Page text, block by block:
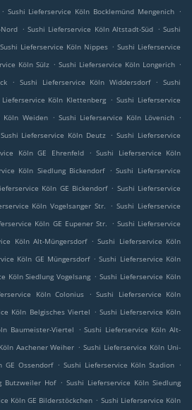
. Sushi Lieferservice Köln Bocklemünd Mengenich .
. Sushi Lieferservice Köln Altstadt-Süd . Sushi
Sushi Lieferservice Köln Nippes . Sushi Lieferservice
Köln Sülz . Sushi Lieferservice Köln Longerich .
. Sushi Lieferservice Köln Widdersdorf . Sushi
Lieferservice Köln Klettenberg . Sushi Lieferservice
Köln Weiden . Sushi Lieferservice Köln Lövenich .
Sushi Lieferservice Köln Deutz . Sushi Lieferservice
Köln GE Ehrenfeld . Sushi Lieferservice Köln
Köln Siedlung Bickendorf . Sushi Lieferservice
Köln GE Bickendorf . Sushi Lieferservice
Köln Vogelsanger Str. . Sushi Lieferservice
Köln GE Eupener Str. . Sushi Lieferservice
Köln Alt-Müngersdorf . Sushi Lieferservice Köln
Köln GE Müngersdorf . Sushi Lieferservice Köln
Köln Siedlung Vogelsang . Sushi Lieferservice Köln
Köln Colonius . Sushi Lieferservice Köln
Köln Belgisches Viertel . Sushi Lieferservice Köln
Baumeister-Viertel . Sushi Lieferservice Köln Alt-
Aachener Weiher . Sushi Lieferservice Köln Uni-
GE Ossendorf . Sushi Lieferservice Köln Stadion .
Butzweiler Hof . Sushi Lieferservice Köln Siedlung
Köln GE Bilderstöckchen . Sushi Lieferservice Köln